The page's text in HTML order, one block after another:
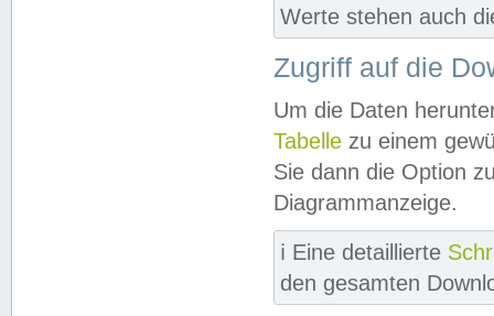
Werte stehen auch
Zugriff auf die
Um die Daten
Tabelle zu einem
Sie dann die Option
Diagrammanzeige.
ℹ️ Eine detaillierte
den gesamten